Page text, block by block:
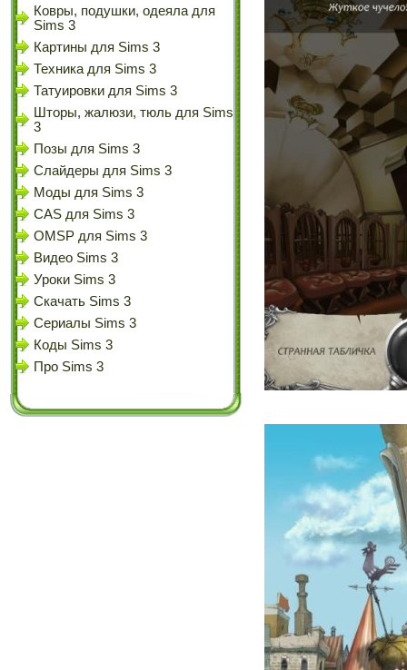
Ковры, подушки, одеяла для
Sims 3
Картины для Sims 3
Техника для Sims 3
Татуировки для Sims 3
Шторы, жалюзи, тюль для Sims
3
Позы для Sims 3
Слайдеры для Sims 3
Моды для Sims 3
CAS для Sims 3
OMSP для Sims 3
Видео Sims 3
Уроки Sims 3
Скачать Sims 3
Сериалы Sims 3
Коды Sims 3
Про Sims 3